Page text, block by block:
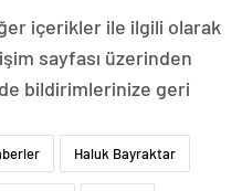
içerikler ile ilgili olarak
sayfası üzerinden
bildirimlerinize geri
Haluk Bayraktar